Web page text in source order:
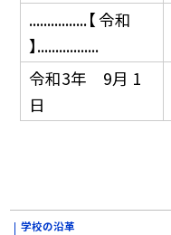
................【 令和
】.................
令和3年 9月 1
日
学校の沿革